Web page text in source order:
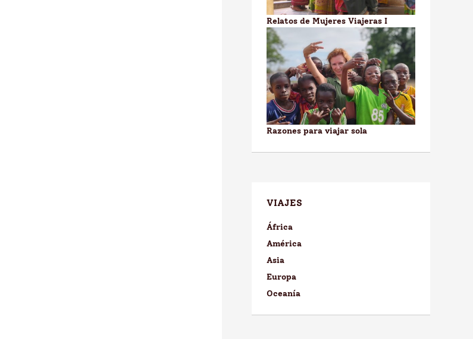
Relatos de Mujeres Viajeras I
Razones para viajar sola
VIAJES
África
América
Asia
Europa
Oceanía